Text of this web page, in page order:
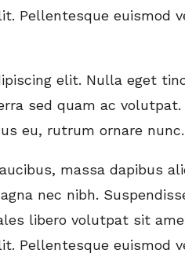
Pellentesque euismod
elit. Nulla eget
sed quam ac
eu, rutrum ornare
massa dapibus
nec nibh.
libero volutpat sit
Pellentesque euismod